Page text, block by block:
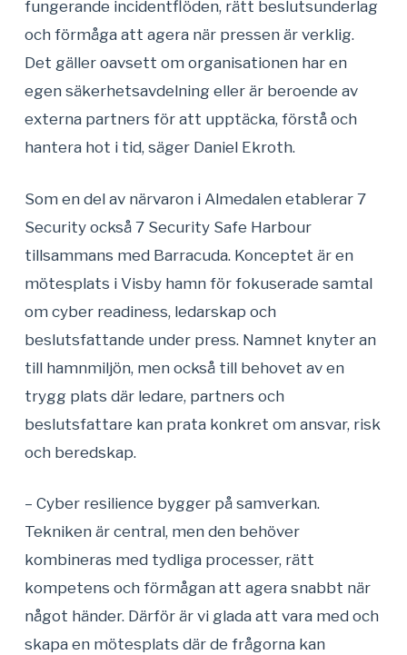
fungerande incidentflöden, rätt beslutsunderlag
och förmåga att agera när pressen är verklig.
Det gäller oavsett om organisationen har en
egen säkerhetsavdelning eller är beroende av
externa partners för att upptäcka, förstå och
hantera hot i tid, säger Daniel Ekroth.
Som en del av närvaron i Almedalen etablerar 7
Security också 7 Security Safe Harbour
tillsammans med Barracuda. Konceptet är en
mötesplats i Visby hamn för fokuserade samtal
om cyber readiness, ledarskap och
beslutsfattande under press. Namnet knyter an
till hamnmiljön, men också till behovet av en
trygg plats där ledare, partners och
beslutsfattare kan prata konkret om ansvar, risk
och beredskap.
– Cyber resilience bygger på samverkan.
Tekniken är central, men den behöver
kombineras med tydliga processer, rätt
kompetens och förmågan att agera snabbt när
något händer. Därför är vi glada att vara med och
skapa en mötesplats där de frågorna kan